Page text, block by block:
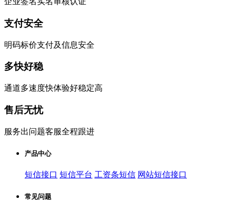
支付安全
明码标价支付及信息安全
多快好稳
通道多速度快体验好稳定高
售后无忧
服务出问题客服全程跟进
产品中心
短信接口 短信平台 工资条短信 网站短信接口
常见问题